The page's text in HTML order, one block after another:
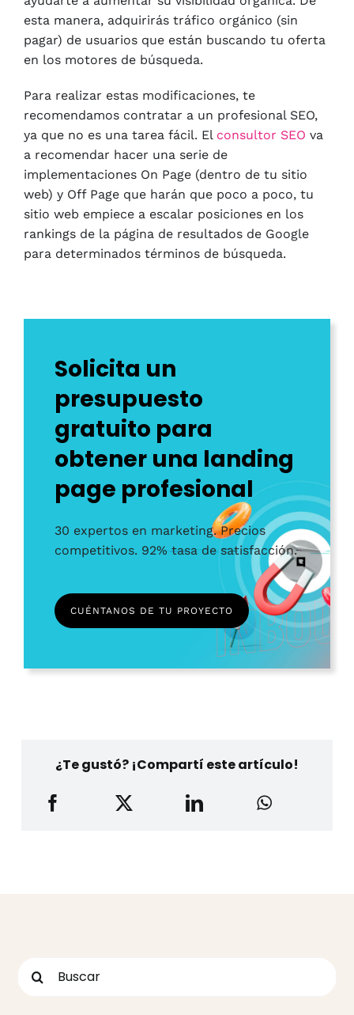
esta manera, adquirirás tráfico orgánico (sin
pagar) de usuarios que están buscando tu oferta
en los motores de búsqueda.
Para realizar estas modificaciones, te
recomendamos contratar a un profesional SEO,
ya que no es una tarea fácil. El consultor SEO va
a recomendar hacer una serie de
implementaciones On Page (dentro de tu sitio
web) y Off Page que harán que poco a poco, tu
sitio web empiece a escalar posiciones en los
rankings de la página de resultados de Google
para determinados términos de búsqueda.
Solicita un
presupuesto
gratuito para
obtener una landing
page profesional
30 expertos en marketing. Precios
competitivos. 92% tasa de satisfacción.
CUÉNTANOS DE TU PROYECTO
¿Te gustó? ¡Compartí este artículo!